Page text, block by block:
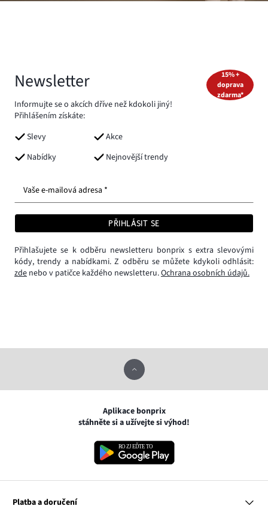
Newsletter
Informujte se o akcích dříve než kdokoli jiný!
Přihlášením získáte:
Slevy
Akce
Nabídky
Nejnovější trendy
15% +
doprava
zdarma*
Vaše e-mailová adresa *
PŘIHLÁSIT SE
Přihlašujete se k odběru newsletteru bonprix s extra slevovými
kódy, trendy a nabídkami. Z odběru se můžete kdykoli odhlásit:
zde nebo v patičce každého newsletteru.Ochrana osobních údajů.
Aplikace bonprix
stáhněte si a užívejte si výhod!
Platba a doručení